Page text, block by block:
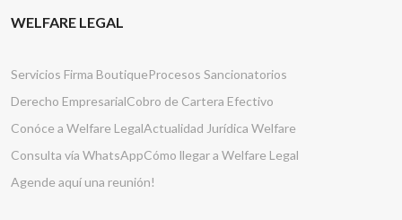
WELFARE LEGAL
Servicios Firma BoutiqueProcesos Sancionatorios
Derecho EmpresarialCobro de Cartera Efectivo
Conóce a Welfare LegalActualidad Jurídica Welfare
Consulta vía WhatsAppCómo llegar a Welfare Legal
Agende aquí una reunión!